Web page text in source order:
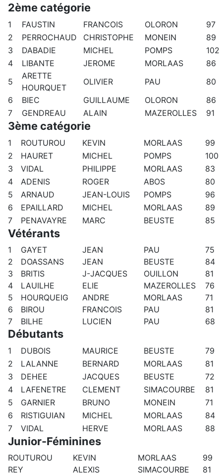
2ème catégorie
1 FAUSTIN FRANCOIS OLORON
97
2
PERROCHAUD CHRISTOPHE MONEIN
89
3
DABADIE MICHEL POMPS
102
4
LIBANTE JEROME MORLAAS
86
5
ARETTE
HOURQUET
OLIVIER PAU
80
6
BIEC GUILLAUME OLORON
86
7
GENDREAU ALAIN MAZEROLLES 91
3ème catégorie
1 ROUTUROU KEVIN MORLAAS
99
2
HAURET MICHEL POMPS
100
3
VIDAL PHILIPPE MORLAAS
83
4
ADENIS ROGER ABOS
80
5
ARNAUD JEAN-LOUIS POMPS
96
6
EPAILLARD MICHEL MORLAAS
89
7
PENAVAYRE MARC BEUSTE 85
Vétérants
1 GAYET JEAN PAU
75
2
DOASSANS JEAN BEUSTE
84
3
BRITIS J-JACQUES OUILLON
81
4
LAUILHE ELIE MAZEROLLES
76
5
HOURQUEIG ANDRE MORLAAS
71
6
BIROU FRANCOIS PAU
81
7
BILHE LUCIEN PAU 68
Débutants
1 DUBOIS MAURICE BEUSTE
79
2
LALANNE BERNARD MORLAAS
81
3
DEHEE JACQUES BEUSTE
72
4
LAFENETRE CLEMENT SIMACOURBE
81
5
GARNIER BRUNO MONEIN
71
6
RISTIGUIAN MICHEL MORLAAS
84
7
VIDAL HERVE MORLAAS 88
Junior-Féminines
ROUTUROU KEVIN MORLAAS
99
REY
ALEXIS SIMACOURBE
81